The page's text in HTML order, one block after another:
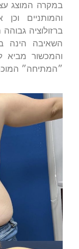
במקרה המוצג
והמותניים
והמכשור מביא
״המתיחה״